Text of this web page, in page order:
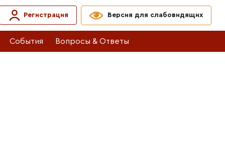
Регистрация Версия для слабовидящих
События Вопросы & Ответы